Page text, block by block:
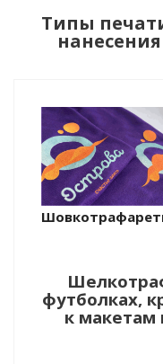
Типы
футболках,
к макетам